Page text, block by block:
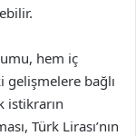
hem iç
bağlı
istikrarın
Türk Lirası’nın